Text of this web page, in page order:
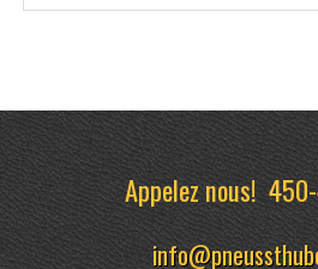
Appelez nous!